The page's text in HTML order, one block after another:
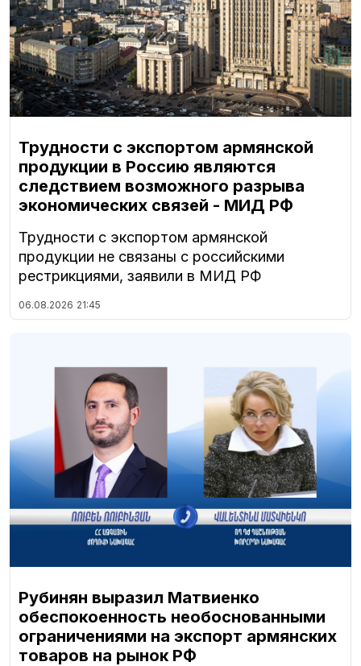
Трудности с экспортом армянской
продукции в Россию являются
следствием возможного разрыва
экономических связей - МИД РФ
Трудности с экспортом армянской
продукции не связаны с российскими
рестрикциями, заявили в МИД РФ
06.08.2026 21:45
Рубинян выразил Матвиенко
обеспокоенность необоснованными
ограничениями на экспорт армянских
товаров на рынок РФ